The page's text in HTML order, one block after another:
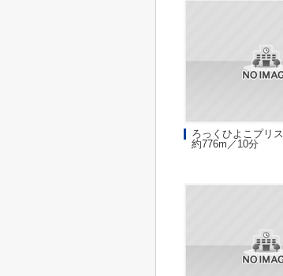
ろっくひよこプリ
約776m／10分